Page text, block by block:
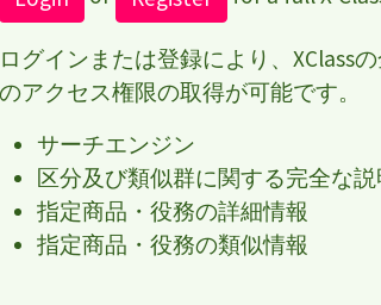
ログインまたは登録により、XClass
のアクセス権限の取得が可能です。
サーチエンジン
区分及び類似群に関する完全な説
指定商品・役務の詳細情報
指定商品・役務の類似情報